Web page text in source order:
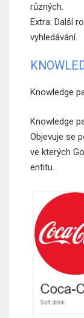
různých.
Extra: Další
vyhledávání.
Knowledge
Knowledge
Objevuje se
ve kterých
entitu.